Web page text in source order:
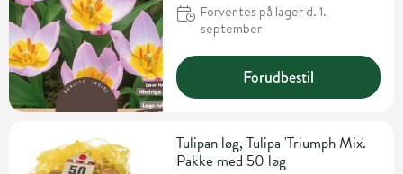
Forventes på lager d. 1.
september
Forudbestil
Tulipan løg, Tulipa 'Triumph Mix'.
Pakke med 50 løg